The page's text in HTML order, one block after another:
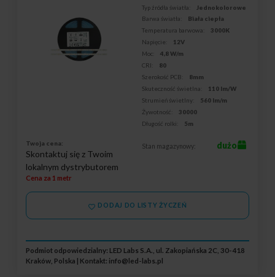
Typ źródła światła:
Jednokolorowe
Barwa światła:
Biała ciepła
Temperatura barwowa:
3000K
Napięcie:
12V
Moc:
4,8 W/m
CRI:
80
Szerokość PCB:
8mm
Skuteczność świetlna:
110 lm/W
Strumień świetlny:
560 lm/m
Żywotność:
30000
Długość rolki:
5m
Twoja cena:
Skontaktuj się z Twoim
lokalnym dystrybutorem
Cena za 1 metr
Stan magazynowy: dużo
DODAJ DO LISTY ŻYCZEŃ
Podmiot odpowiedzialny: LED Labs S.A., ul. Zakopiańska 2C, 30-418
Kraków, Polska | Kontakt: info@led-labs.pl